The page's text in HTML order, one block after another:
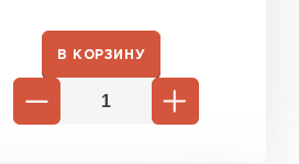
В КОРЗИНУ